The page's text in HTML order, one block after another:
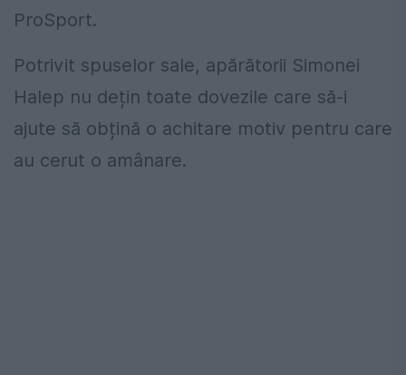
ProSport.
Potrivit spuselor sale, apărătorii Simonei
Halep nu dețin toate dovezile care să-i
ajute să obțină o achitare motiv pentru care
au cerut o amânare.